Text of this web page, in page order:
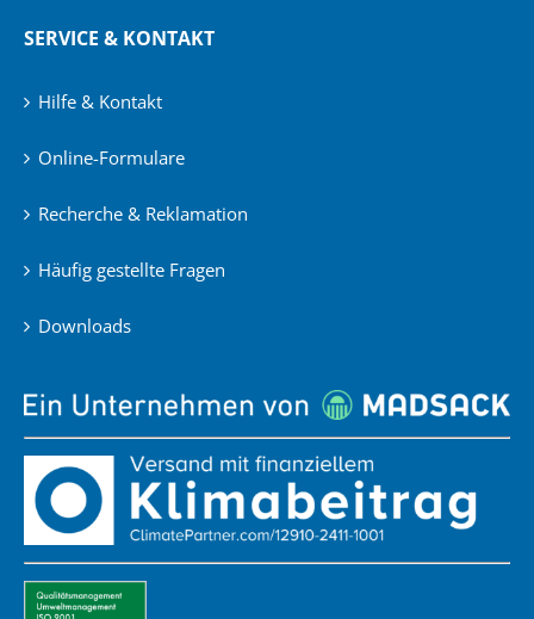
SERVICE & KONTAKT
Hilfe & Kontakt
Online-Formulare
Recherche & Reklamation
Häufig gestellte Fragen
Downloads